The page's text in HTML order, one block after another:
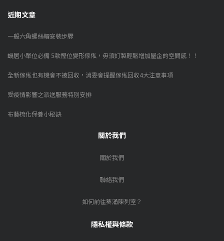
近期文章
一般六角螺絲帽安裝步驟
蝸居小單位必備 5款慳位變形傢俬，毋須訂製輕鬆增加屋企的空間感！！
全新傢俬也有機會不被回收，消委會提醒傢俬回收4大注意事項
受疫情影響之派送服務特別安排
布藝梳化保養小秘訣
關於我們
關於我們
聯絡我們
如何前往葵涌陳列室？
隱私權與條款